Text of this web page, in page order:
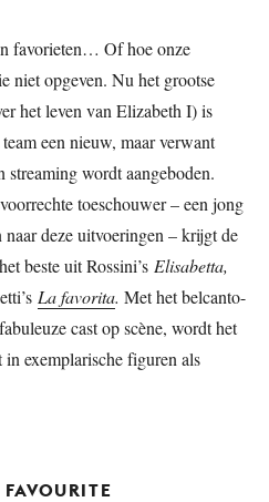
favorieten… Of hoe onze
niet opgeven. Nu het grootse
het leven van Elizabeth I) is
een nieuw, maar verwant
wordt aangeboden.
toeschouwer – een jong
deze uitvoeringen – krijgt de
beste uit Rossini’s Elisabetta,
La favorita. Met het belcanto-
cast op scène, wordt het
exemplarische figuren als